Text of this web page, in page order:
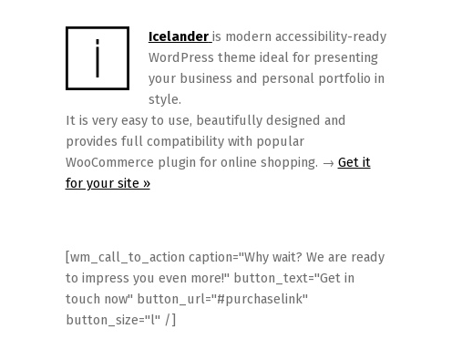
Icelander is modern accessibility-ready
WordPress theme ideal for presenting
your business and personal portfolio in
style.
It is very easy to use, beautifully designed and
provides full compatibility with popular
WooCommerce plugin for online shopping. → Get it
for your site »
[wm_call_to_action caption="Why wait? We are ready
to impress you even more!" button_text="Get in
touch now" button_url="#purchaselink"
button_size="l" /]